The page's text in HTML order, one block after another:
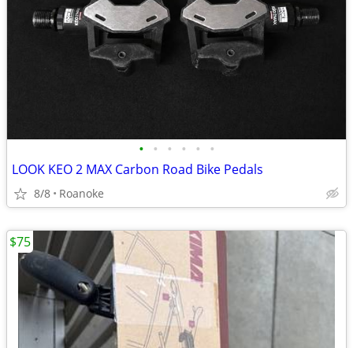
• • • • • •
LOOK KEO 2 MAX Carbon Road Bike Pedals
8/8 Roanoke
$75